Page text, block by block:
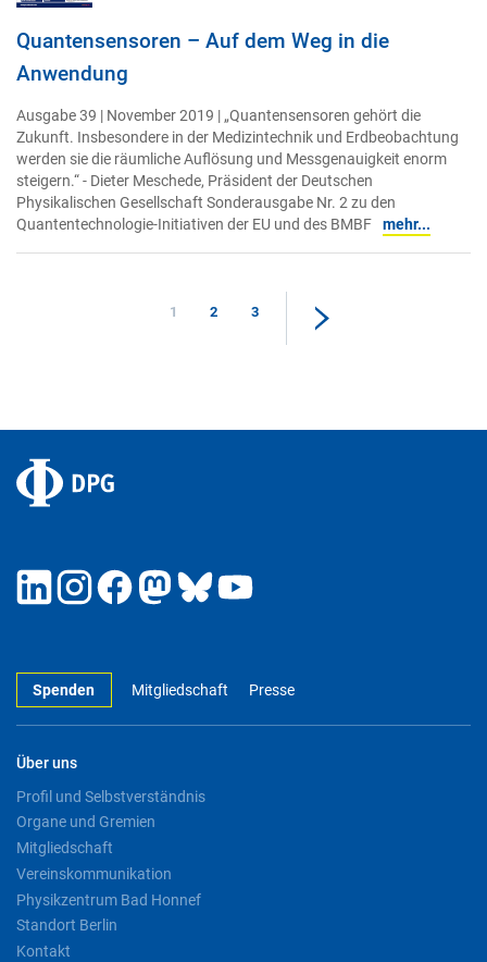
Quantensensoren – Auf dem Weg in die
Anwendung
Ausgabe 39 | November 2019 | „Quantensensoren gehört die
Zukunft. Insbesondere in der Medizintechnik und Erdbeobachtung
werden sie die räumliche Auflösung und Messgenauigkeit enorm
steigern.“ - Dieter Meschede, Präsident der Deutschen
Physikalischen Gesellschaft Sonderausgabe Nr. 2 zu den
Quantentechnologie-Initiativen der EU und des BMBF mehr...
1 2 3
Spenden Mitgliedschaft Presse
Über uns
Profil und Selbstverständnis
Organe und Gremien
Mitgliedschaft
Vereinskommunikation
Physikzentrum Bad Honnef
Standort Berlin
Kontakt